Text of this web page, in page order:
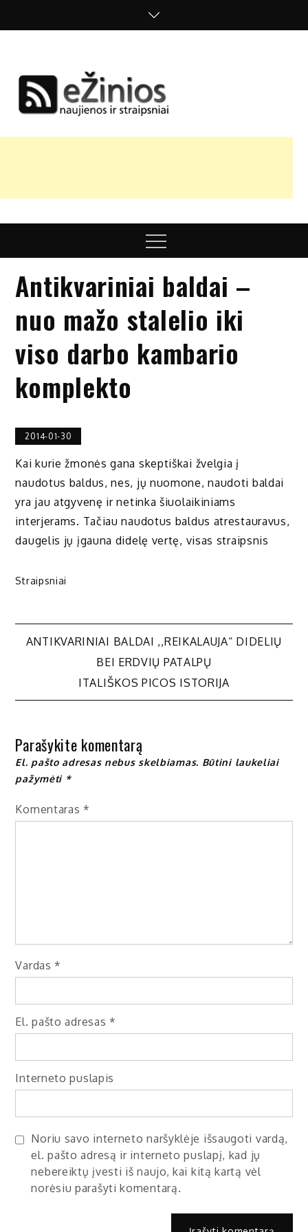
nuomonės
Menu
Antikvariniai baldai –
nuo mažo stalelio iki
viso darbo kambario
komplekto
2014-01-30
Kai kurie žmonės gana skeptiškai žvelgia į
naudotus baldus, nes, jų nuomone, naudoti baldai
yra jau atgyvenę ir netinka šiuolaikiniams
interjerams. Tačiau naudotus baldus atrestauravus,
daugelis jų įgauna didelę vertę, visas straipsnis
Straipsniai
Navigacija
ANTIKVARINIAI BALDAI ,,REIKALAUJA“ DIDELIŲ
BEI ERDVIŲ PATALPŲ
ITALIŠKOS PICOS ISTORIJA
Parašykite komentarą
El. pašto adresas nebus skelbiamas. Būtini laukeliai
pažymėti *
Komentaras *
Vardas *
El. pašto adresas *
Interneto puslapis
Noriu savo interneto naršyklėje išsaugoti vardą,
el. pašto adresą ir interneto puslapį, kad jų
nebereiktų įvesti iš naujo, kai kitą kartą vėl
norėsiu parašyti komentarą.